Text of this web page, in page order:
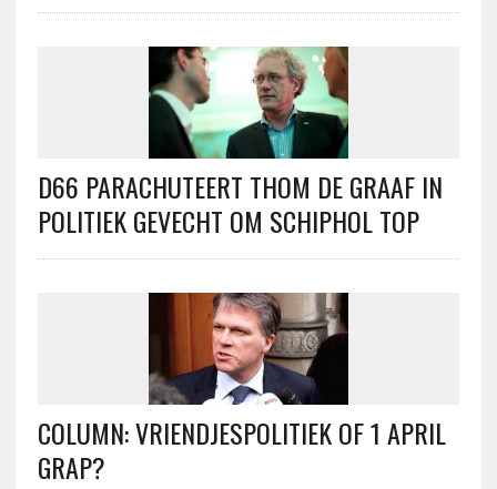
D66 PARACHUTEERT THOM DE GRAAF IN
POLITIEK GEVECHT OM SCHIPHOL TOP
COLUMN: VRIENDJESPOLITIEK OF 1 APRIL
GRAP?